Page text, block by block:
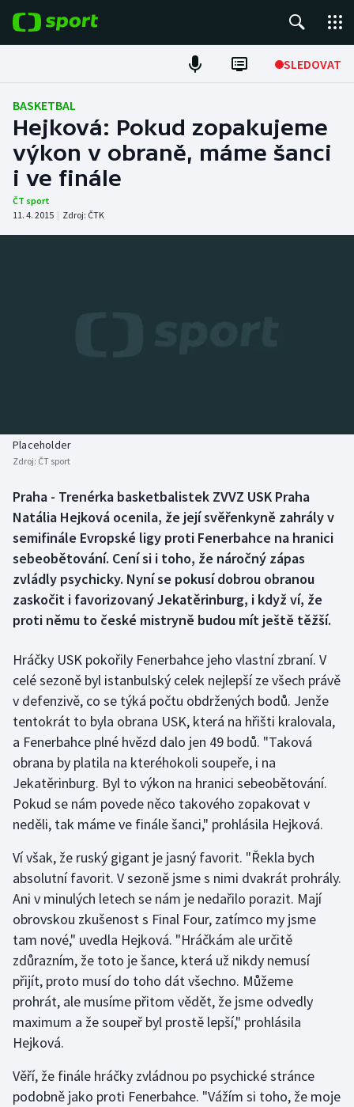
SLEDOVAT
Fotbal
Hokej
Tenis
Atletika
Biatlon
Box
Curling
Dostihy
Futsal
Golf
Gymnastika
Házená
Jezdectví
Judo
Krasobruslení
Lezení
Lyže a snowboard
Moderní pětiboj
Motorsport
Olympijské hry
Aplikace ČT sport
BASKETBAL
Hejková: Pokud zopakujeme
výkon v obraně, máme šanci
i ve finále
ČT sport
11. 4. 2015 | Zdroj: ČTK
Placeholder
Zdroj: ČT sport
Praha - Trenérka basketbalistek ZVVZ USK Praha
Natália Hejková ocenila, že její svěřenkyně zahrály v
semifinále Evropské ligy proti Fenerbahce na hranici
sebeobětování. Cení si i toho, že náročný zápas
zvládly psychicky. Nyní se pokusí dobrou obranou
zaskočit i favorizovaný Jekatěrinburg, i když ví, že
proti němu to české mistryně budou mít ještě těžší.
Hráčky USK pokořily Fenerbahce jeho vlastní zbraní. V
celé sezoně byl istanbulský celek nejlepší ze všech právě
v defenzivě, co se týká počtu obdržených bodů. Jenže
tentokrát to byla obrana USK, která na hřišti kralovala,
a Fenerbahce plné hvězd dalo jen 49 bodů. "Taková
obrana by platila na kteréhokoli soupeře, i na
Jekatěrinburg. Byl to výkon na hranici sebeobětování.
Pokud se nám povede něco takového zopakovat v
neděli, tak máme ve finále šanci," prohlásila Hejková.
Ví však, že ruský gigant je jasný favorit. "Řekla bych
absolutní favorit. V sezoně jsme s nimi dvakrát prohrály.
Ani v minulých letech se nám je nedařilo porazit. Mají
obrovskou zkušenost s Final Four, zatímco my jsme
tam nové," uvedla Hejková. "Hráčkám ale určitě
zdůrazním, že toto je šance, která už nikdy nemusí
přijít, proto musí do toho dát všechno. Můžeme
prohrát, ale musíme přitom vědět, že jsme odvedly
maximum a že soupeř byl prostě lepší," prohlásila
Hejková.
Věří, že finále hráčky zvládnou po psychické stránce
podobně jako proti Fenerbahce. "Vážím si toho, že moje